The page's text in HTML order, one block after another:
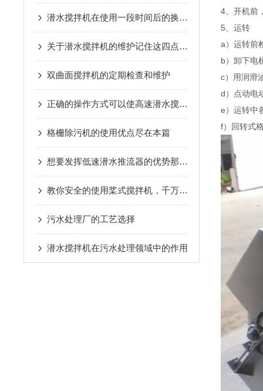
潜水搅拌机在使用一段时间后的换油处理很有必要
关于潜水搅拌机的维护记住这四点就够了
双曲面搅拌机的定期检查和维护
正确的操作方式可以使高速潜水搅拌器的使用寿命延长
格栅除污机的使用优点尽在本篇
想要发挥低速潜水推流器的优势那么正确的安装是必须的
教你安全的使用桨式搅拌机，千万不要错过
污水处理厂的工艺选择
潜水搅拌机在污水处理领域中的作用
4、开机前
5、运转
a）运转前
b）卸下电
c）用润滑
d）点动电
e）运转中
f）回转式